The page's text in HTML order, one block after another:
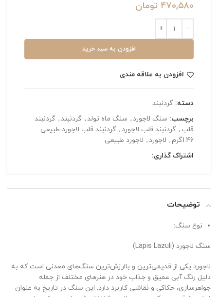
470,580 تومان
افزودن به سبد خرید
افزودن به علاقه مندی
دسته: گردنبند
برچسب: سنگ لاجورد , سنگ ماه تولد, گردنبند, گردنبند
قلب , گردنبند قلب لاجورد , گردنبند قلب لاجورد طبیعی
1.46گرم
, لاجورد , لاجورد طبیعی
اشتراک گذاری:
توضیحات
نوع سنگ:
سنگ لاجورد (Lapis Lazuli)
لاجورد یکی از قدیمی‌ترین و باارزش‌ترین سنگ‌های معدنی است که به
دلیل رنگ آبی عمیق و جذاب خود در هنرهای مختلف از جمله
جواهرسازی، حکاکی و نقاشی کاربرد دارد. این سنگ در تاریخ به عنوان